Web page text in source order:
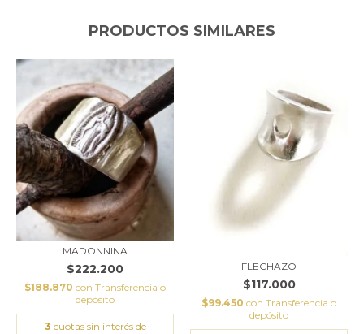
PRODUCTOS SIMILARES
MADONNINA
$222.200
$188.870 con Transferencia o
depósito
3 cuotas sin interés de
FLECHAZO
$117.000
$99.450 con Transferencia o
depósito